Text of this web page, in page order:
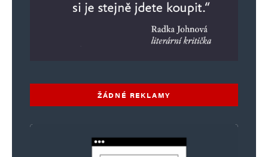
ŽÁDNÉ REKLAMY